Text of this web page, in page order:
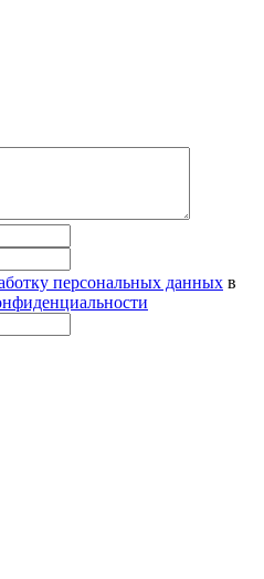
персональных данных в